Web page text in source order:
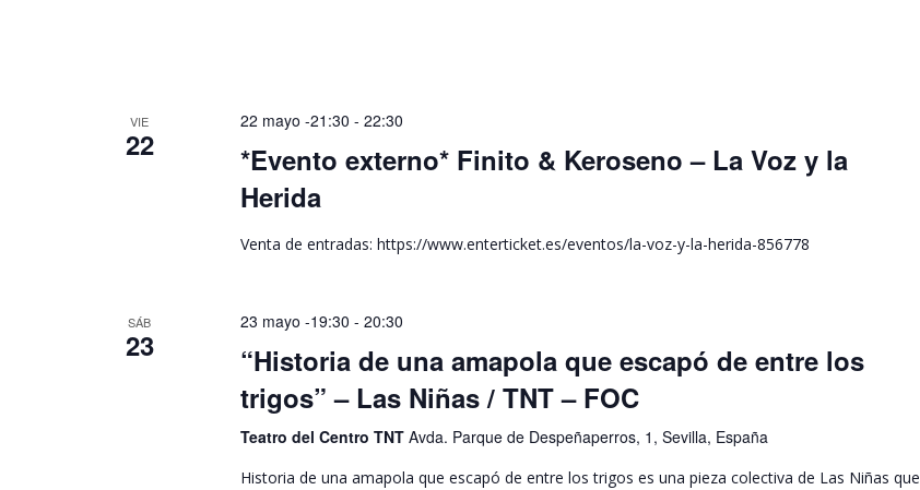
VIE
22
22 mayo -21:30 - 22:30
*Evento externo* Finito & Keroseno – La Voz y la
Herida
Venta de entradas: https://www.enterticket.es/eventos/la-voz-y-la-herida-856778
SÁB
23
23 mayo -19:30 - 20:30
“Historia de una amapola que escapó de entre los
trigos” – Las Niñas / TNT – FOC
Teatro del Centro TNT Avda. Parque de Despeñaperros, 1, Sevilla, España
Historia de una amapola que escapó de entre los trigos es una pieza colectiva de Las Niñas que